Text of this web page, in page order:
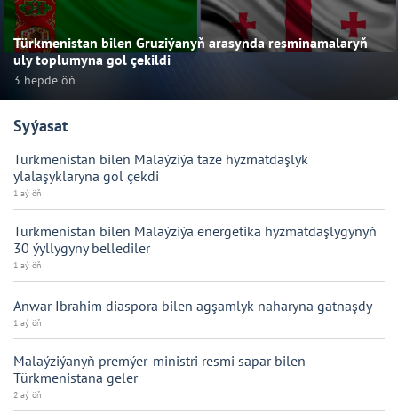
Türkmenistan bilen Gruziýanyň arasynda resminamalaryň
uly toplumyna gol çekildi
3 hepde öň
Syýasat
Türkmenistan bilen Malaýziýa täze hyzmatdaşlyk
ylalaşyklaryna gol çekdi
1 aý öň
Türkmenistan bilen Malaýziýa energetika hyzmatdaşlygynyň
30 ýyllygyny bellediler
1 aý öň
Anwar Ibrahim diaspora bilen agşamlyk naharyna gatnaşdy
1 aý öň
Malaýziýanyň premýer-ministri resmi sapar bilen
Türkmenistana geler
2 aý öň